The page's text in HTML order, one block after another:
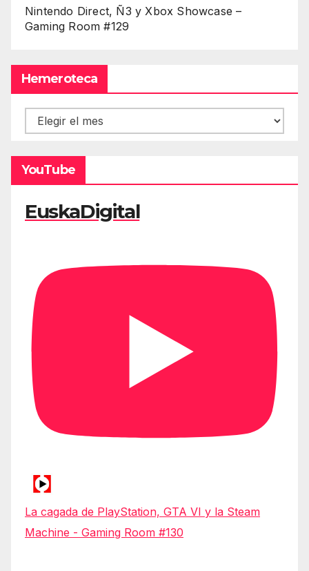
Nintendo Direct, Ñ3 y Xbox Showcase –
Gaming Room #129
Hemeroteca
Hemeroteca
YouTube
EuskaDigital
La cagada de PlayStation, GTA VI y la Steam
Machine - Gaming Room #130